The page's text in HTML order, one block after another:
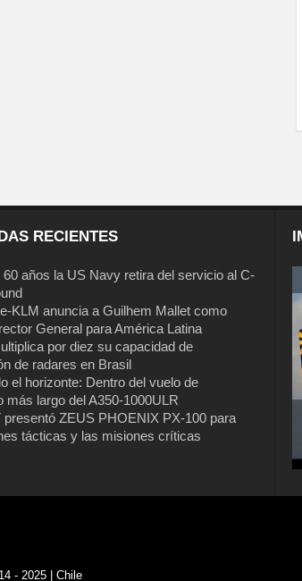
RECIENTES
60 años la US Navy retira del servicio al C-
KLM anuncia a Guilhem Mallet como
General para América Latina
por diez su capacidad de
de radares en Brasil
el horizonte: Dentro del vuelo de
más largo del A350-1000ULR
presentó ZEUS PHOENIX PX-100 para
tácticas y las misiones críticas
Tras casi 60 años la US Navy retira del
servicio al C-2 Greyhound
- 2025 | Chile